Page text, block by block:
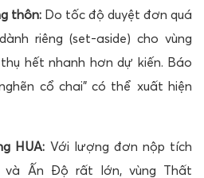
thôn: Do tốc độ duyệt đơn quá
riêng (set-aside) cho vùng
hết nhanh hơn dự kiến. Báo
cổ chai” có thể xuất hiện
HUA: Với lượng đơn nộp tích
và Ấn Độ rất lớn, vùng Thất